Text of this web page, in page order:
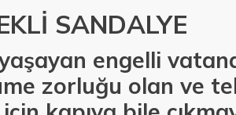
SANDALYE
engelli
zorluğu olan ve